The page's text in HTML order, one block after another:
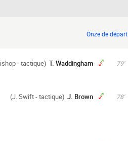
Onze de départ
79'
T. Waddingham
- tactique)
78'
J. Brown
(J. Swift - tactique)